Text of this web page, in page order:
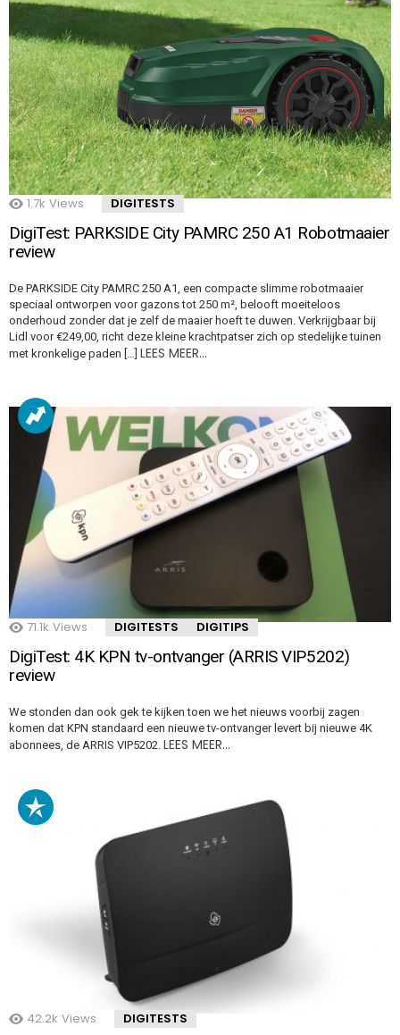
1.7k Views DIGITESTS
DigiTest: PARKSIDE City PAMRC 250 A1 Robotmaaier
review
De PARKSIDE City PAMRC 250 A1, een compacte slimme robotmaaier
speciaal ontworpen voor gazons tot 250 m², belooft moeiteloos
onderhoud zonder dat je zelf de maaier hoeft te duwen. Verkrijgbaar bij
Lidl voor €249,00, richt deze kleine krachtpatser zich op stedelijke tuinen
met kronkelige paden […] LEES MEER…
71.1k Views DIGITESTS DIGITIPS
DigiTest: 4K KPN tv-ontvanger (ARRIS VIP5202)
review
We stonden dan ook gek te kijken toen we het nieuws voorbij zagen
komen dat KPN standaard een nieuwe tv-ontvanger levert bij nieuwe 4K
abonnees, de ARRIS VIP5202. LEES MEER…
42.2k Views DIGITESTS